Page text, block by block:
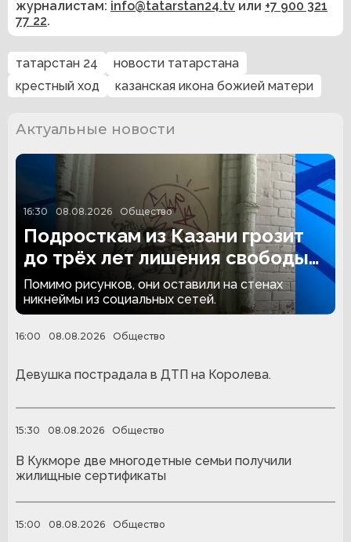
журналистам: info@tatarstan24.tv или +7 900 321
77 22.
татарстан 24
новости татарстана
крестный ход
казанская икона божией матери
Актуальные новости
16:30 08.08.2026 Общество
Подросткам из Казани грозит
до трёх лет лишения свободы
за граффити
Помимо рисунков, они оставили на стенах
никнеймы из социальных сетей.
16:00 08.08.2026 Общество
Девушка пострадала в ДТП на Королева.
15:30 08.08.2026 Общество
В Кукморе две многодетные семьи получили
жилищные сертификаты
15:00 08.08.2026 Общество